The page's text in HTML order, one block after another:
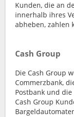
Kunden, die an
innerhalb ihres
abheben, zahlen
Cash Group
Die Cash Group
Commerzbank,
Postbank und
Cash Group